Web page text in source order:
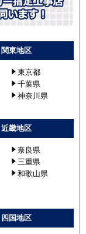
関東地区
東京都
千葉県
神奈川県
近畿地区
奈良県
三重県
和歌山県
四国地区